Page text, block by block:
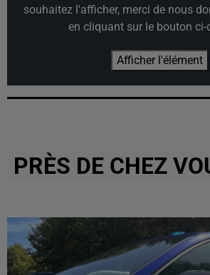
souhaitez l'afficher, merci de nous
en cliquant sur le bouton ci-
Afficher l'élément
PRÈS DE CHEZ